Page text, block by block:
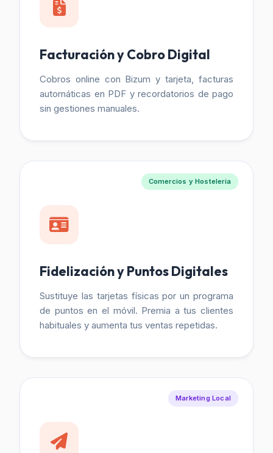
Facturación y Cobro Digital
Cobros online con Bizum y tarjeta, facturas
automáticas en PDF y recordatorios de pago
sin gestiones manuales.
Comercios y Hostelería
Fidelización y Puntos Digitales
Sustituye las tarjetas físicas por un programa
de puntos en el móvil. Premia a tus clientes
habituales y aumenta tus ventas repetidas.
Marketing Local